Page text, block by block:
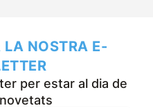
LA NOSTRA E-
per estar al dia de